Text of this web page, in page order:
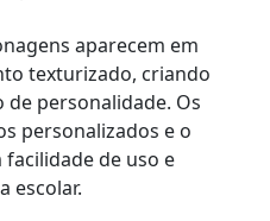
aparecem em
texturizado, criando
de personalidade. Os
personalizados e o
de uso e
escolar.